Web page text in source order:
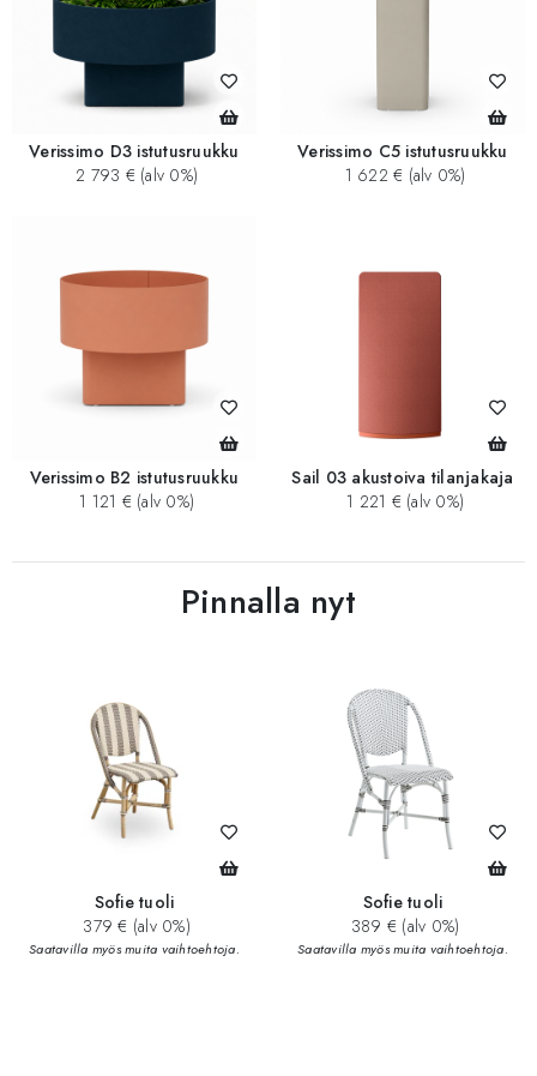
Verissimo D3 istutusruukku
2 793 € (alv 0%)
Verissimo C5 istutusruukku
1 622 € (alv 0%)
Verissimo B2 istutusruukku
1 121 € (alv 0%)
Sail 03 akustoiva tilanjakaja
1 221 € (alv 0%)
Pinnalla nyt
Sofie tuoli
379 € (alv 0%)
Saatavilla myös muita vaihtoehtoja.
Sofie tuoli
389 € (alv 0%)
Saatavilla myös muita vaihtoehtoja.